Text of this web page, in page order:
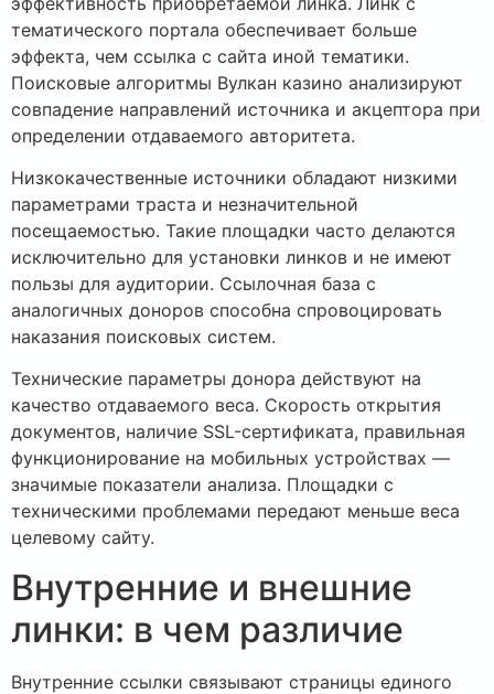
тематического портала обеспечивает больше
эффекта, чем ссылка с сайта иной тематики.
Поисковые алгоритмы Вулкан казино анализируют
совпадение направлений источника и акцептора при
определении отдаваемого авторитета.
Низкокачественные источники обладают низкими
параметрами траста и незначительной
посещаемостью. Такие площадки часто делаются
исключительно для установки линков и не имеют
пользы для аудитории. Ссылочная база с
аналогичных доноров способна спровоцировать
наказания поисковых систем.
Технические параметры донора действуют на
качество отдаваемого веса. Скорость открытия
документов, наличие SSL-сертификата, правильная
функционирование на мобильных устройствах —
значимые показатели анализа. Площадки с
техническими проблемами передают меньше веса
целевому сайту.
Внутренние и внешние
линки: в чем различие
Внутренние ссылки связывают страницы единого